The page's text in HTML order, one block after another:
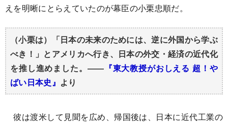
えを明晰にとらえていたのが幕臣の小栗忠順だ。
（小栗は）「日本の未来のためには、逆に外国から学ぶ
べき！」とアメリカへ行き、日本の外交・経済の近代化
を推し進めました。―― 『東大教授がおしえる 超！や
ばい日本史』 より
彼は渡米して見聞を広め、帰国後は、日本に近代工業の